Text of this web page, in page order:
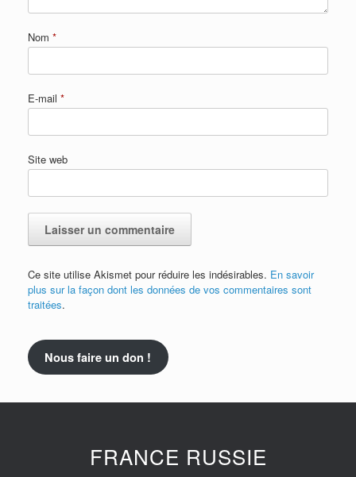
Nom *
E-mail *
Site web
Ce site utilise Akismet pour réduire les indésirables. En savoir
plus sur la façon dont les données de vos commentaires sont
traitées.
Nous faire un don !
FRANCE RUSSIE